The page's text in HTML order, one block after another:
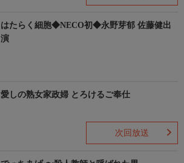
はたらく細胞◆NECO初◆永野芽郁 佐藤健出
演
愛しの熟女家政婦 とろけるご奉仕
次回放送